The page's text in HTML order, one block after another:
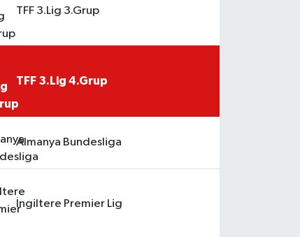
TFF 3.Lig 3.Grup
TFF 3.Lig 4.Grup
Almanya Bundesliga
İngiltere Premier Lig